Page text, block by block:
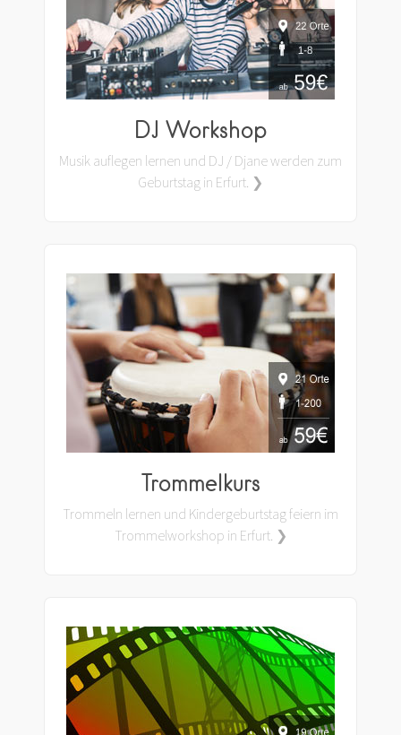
DJ Workshop
Musik auflegen lernen und DJ / Djane werden zum
Geburtstag in Erfurt. ❯
Trommelkurs
Trommeln lernen und Kindergeburtstag feiern im
Trommelworkshop in Erfurt. ❯